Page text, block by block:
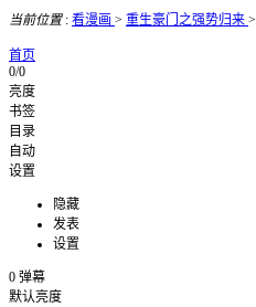
当前位置: 看漫画 > 重生豪门之强势归来 >
首页
0/0
亮度
书签
目录
自动
设置
隐藏
发表
设置
0 弹幕
默认亮度